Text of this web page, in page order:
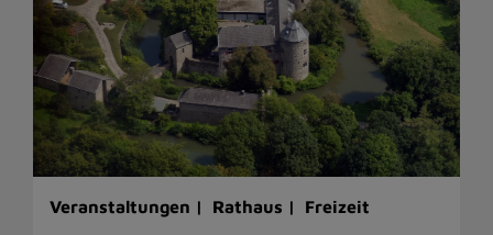
Veranstaltungen | Rathaus | Freizeit